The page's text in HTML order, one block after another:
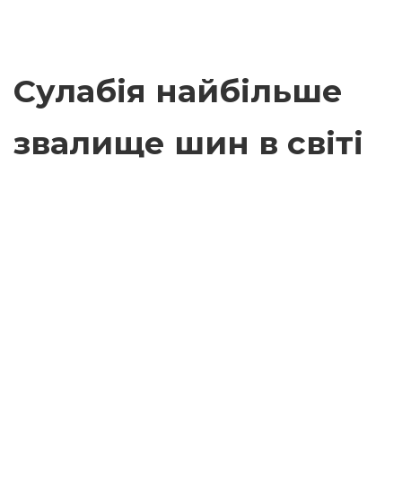
Сулабія найбільше
звалище шин в світі